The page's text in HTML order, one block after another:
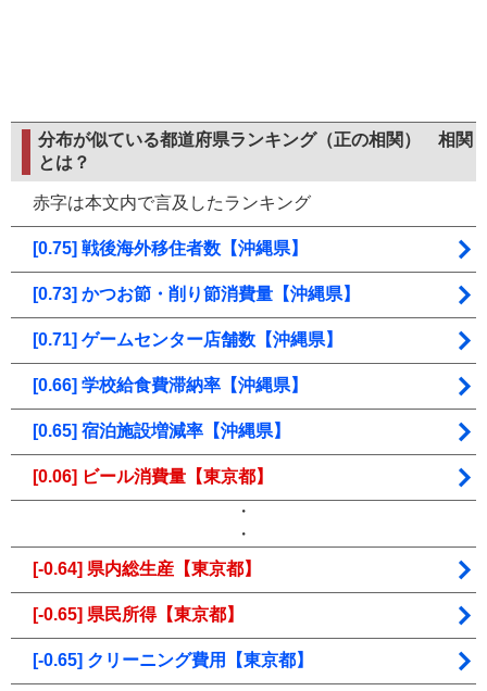
分布が似ている都道府県ランキング（正の相関） 相関
とは？
赤字は本文内で言及したランキング
[0.75] 戦後海外移住者数【沖縄県】
[0.73] かつお節・削り節消費量【沖縄県】
[0.71] ゲームセンター店舗数【沖縄県】
[0.66] 学校給食費滞納率【沖縄県】
[0.65] 宿泊施設増減率【沖縄県】
[0.06] ビール消費量【東京都】
・
・
[-0.64] 県内総生産【東京都】
[-0.65] 県民所得【東京都】
[-0.65] クリーニング費用【東京都】